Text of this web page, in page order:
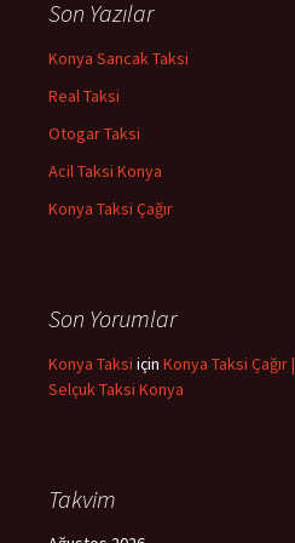
Son Yazılar
Konya Sancak Taksi
Real Taksi
Otogar Taksi
Acil Taksi Konya
Konya Taksi Çağır
Son Yorumlar
Konya Taksi için Konya Taksi Çağır |
Selçuk Taksi Konya
Takvim